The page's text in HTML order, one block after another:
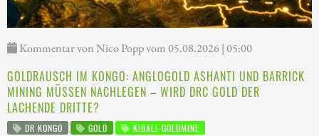
Kommentar von Nico Popp vom 05.08.2026 | 05:00
GOLDRAUSCH IM KONGO: ANGLOGOLD ASHANTI UND BARRICK
MINING MÜSSEN NACHLEGEN – WIRD DRC GOLD DER
LACHENDE DRITTE?
DR KONGO GOLD KIBALI-GOLDMINE